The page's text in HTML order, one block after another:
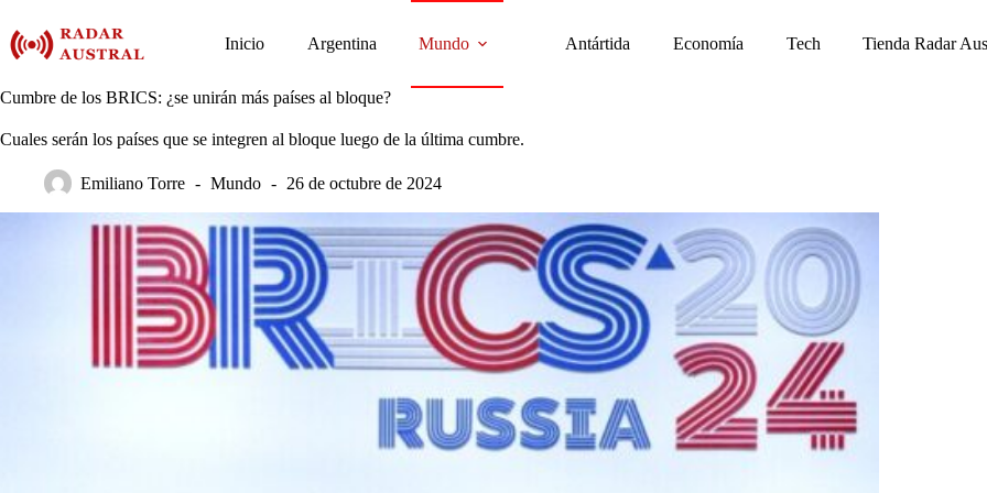
contenido
Inicio Argentina Mundo Antártida Economía Tech Tienda Radar
Cumbre de los BRICS: ¿se unirán más países al bloque?
Cuales serán los países que se integren al bloque luego de la última cumbre.
Emiliano Torre Mundo 26 de octubre de 2024